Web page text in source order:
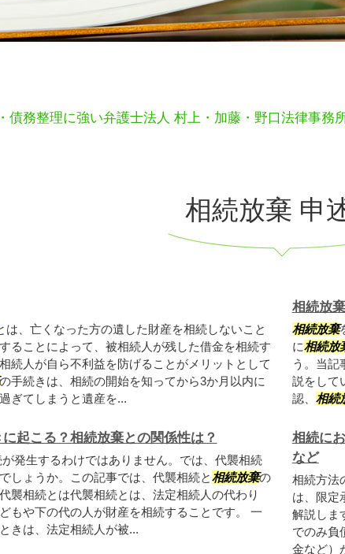
債務整理に強い弁護士法人 村上・加藤・野口法律事務
相続放棄 申
は、亡くなった方の遺した財産を相続しないこと
ることによって、被相続人が残した借金を相続す
続人が自ら不利益を防げることがメリットとして
手続きは、相続の開始を知ってから3か月以内に
ぎてしまうと遺産を...
相続放
相続放棄
に相続放
う。当記
説をして
認、 相続
起こる？相続放棄との関係性は？
発生するわけではありません。では、代襲相続
しょうか。この記事では、代襲相続と相続放棄の
襲相続とは代襲相続とは、法定相続人の代わり
もや下の代の人が財産を相続することです。 一
きは、法定相続人が被...
相続に
など
相続方法
は、限定
解説しま
でのみ負
金など）